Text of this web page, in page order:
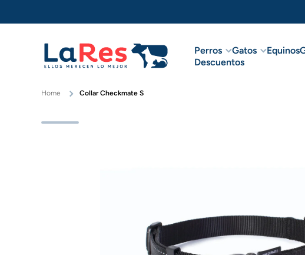
Perros Gatos Equinos
Descuentos
Home Collar Checkmate S